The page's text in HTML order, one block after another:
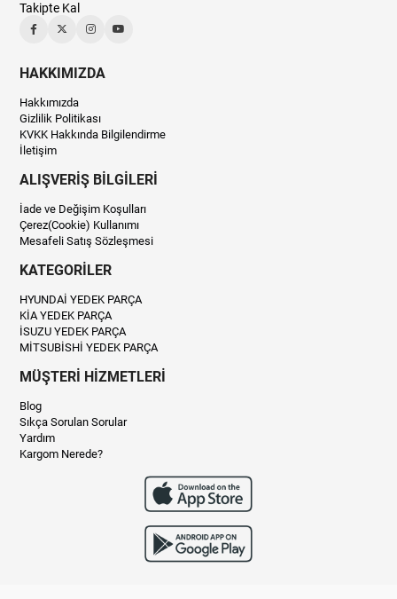
Takipte Kal
HAKKIMIZDA
Hakkımızda
Gizlilik Politikası
KVKK Hakkında Bilgilendirme
İletişim
ALIŞVERİŞ BİLGİLERİ
İade ve Değişim Koşulları
Çerez(Cookie) Kullanımı
Mesafeli Satış Sözleşmesi
KATEGORİLER
HYUNDAİ YEDEK PARÇA
KİA YEDEK PARÇA
İSUZU YEDEK PARÇA
MİTSUBİSHİ YEDEK PARÇA
MÜŞTERİ HİZMETLERİ
Blog
Sıkça Sorulan Sorular
Yardım
Kargom Nerede?